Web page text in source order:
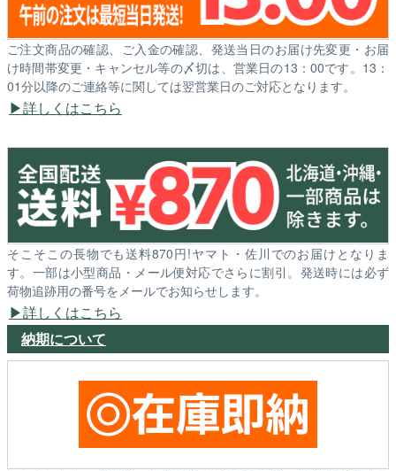
ご注文商品の確認、ご入金の確認、発送当日のお届け先変更・お届
け時間帯変更・キャンセル等の〆切は、営業日の13：00です。13：
01分以降のご連絡等に関しては翌営業日のご対応となります。
詳しくはこちら
そこそこの長物でも送料870円!ヤマト・佐川でのお届けとなりま
す。一部は小型商品・メール便対応でさらに割引。発送時には必ず
荷物追跡用の番号をメールでお知らせします。
詳しくはこちら
納期について